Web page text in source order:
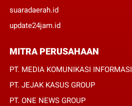
suaradaerah.id
update24jam.id
MITRA PERUSAHAAN
PT. MEDIA KOMUNIKASI INFORMASI
PT. JEJAK KASUS GROUP
PT. ONE NEWS GROUP